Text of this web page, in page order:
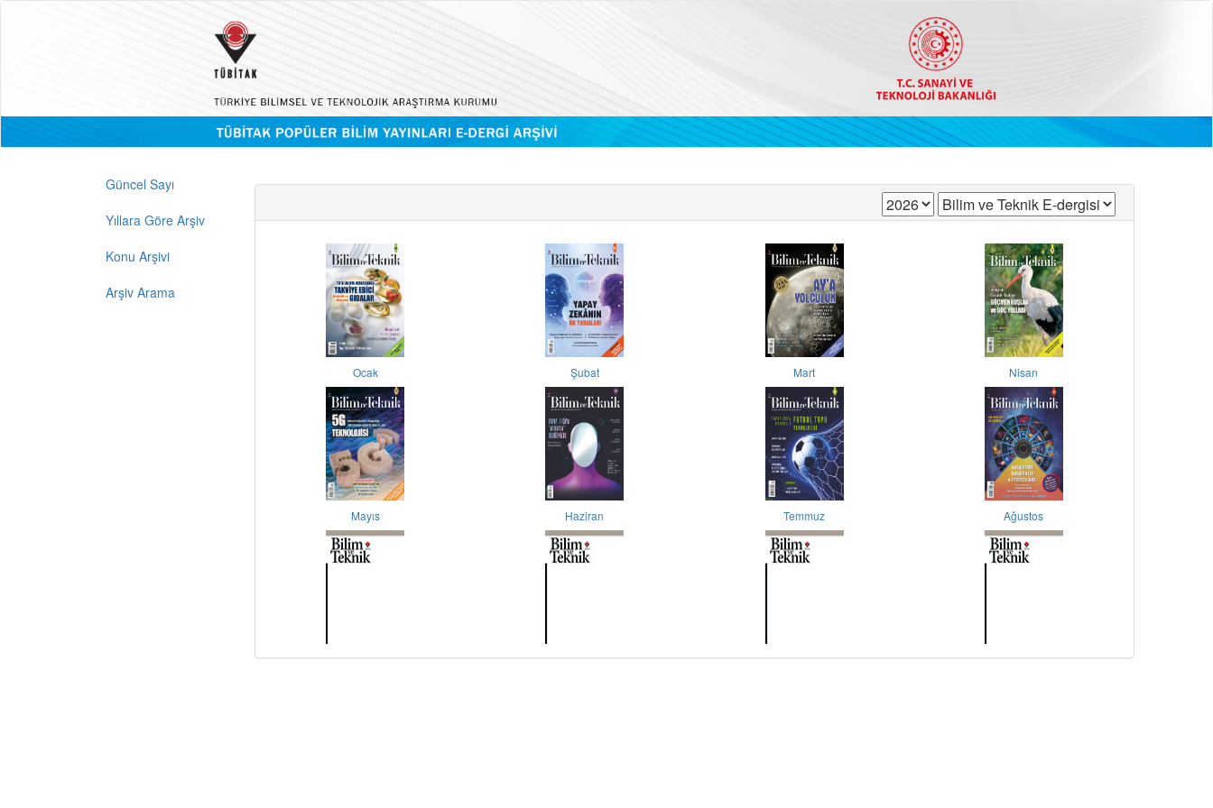
Güncel Sayı
Yıllara Göre Arşiv
Konu Arşivi
Arşiv Arama
Ocak Şubat Mart Nisan
Mayıs Haziran Temmuz Ağustos